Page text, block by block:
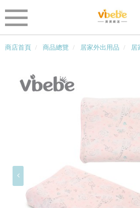
商店首頁 商品總覽 居家外出用品 居